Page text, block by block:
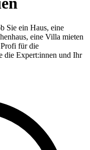
Sie ein Haus, eine
eine Villa mieten
für die
die Expert:innen und Ihr